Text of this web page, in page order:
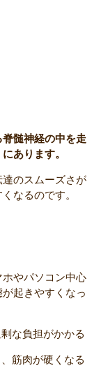
髄神経の中を走
あります。
のスムーズさが
なるのです。
やパソコン中心
起きやすくなっ
な負担がかかる
筋肉が硬くなる